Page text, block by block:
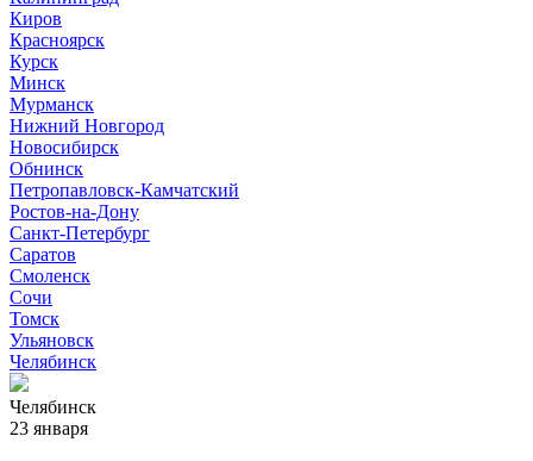
Киров
Красноярск
Курск
Минск
Мурманск
Нижний Новгород
Новосибирск
Обнинск
Петропавловск-Камчатский
Ростов-на-Дону
Санкт-Петербург
Саратов
Смоленск
Сочи
Томск
Ульяновск
Челябинск
Челябинск
23 января